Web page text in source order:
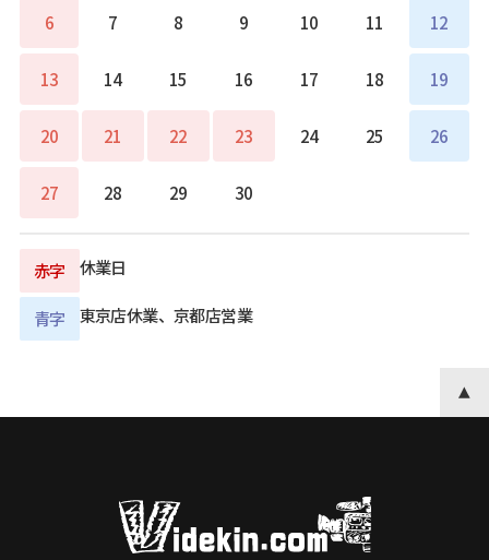
6 7 8 9 10 11 12
13 14 15 16 17 18 19
20 21 22 23 24 25 26
27 28 29 30
赤字 休業日
青字 東京店休業、京都店営業